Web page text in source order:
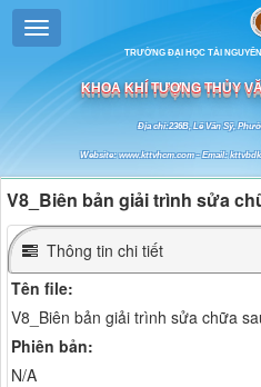
TRƯỜNG ĐẠI HỌC TÀI
KHOA KHÍ TƯỢNG THỦY
Địa chỉ:236B, Lê Văn Sỹ,
Website: www.kttvhcm.com - Email:
V8_Biên bản giải trình sửa
Thông tin chi tiết
Tên file:
V8_Biên bản giải trình sửa chữa
Phiên bản:
N/A